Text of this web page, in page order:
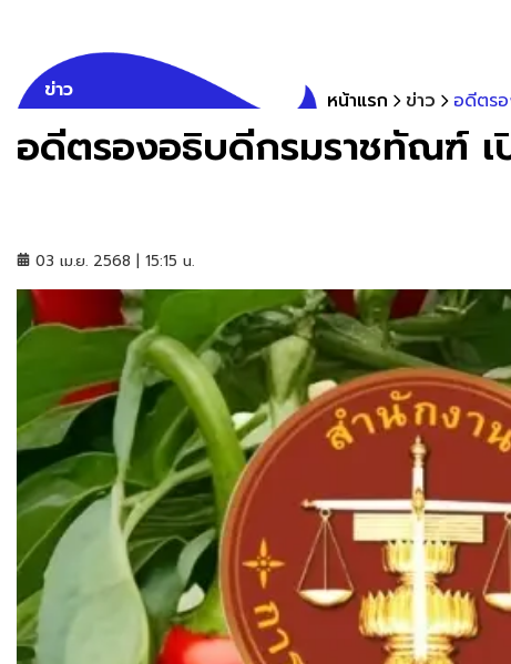
ข่าว หน้าแรก ข่าว อดีตร
อดีตรองอธิบดีกรมราชทัณฑ์ เ
03 เม.ย. 2568 | 15:15 น.